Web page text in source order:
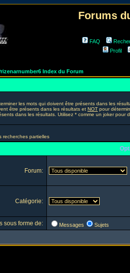
Forums
FAQ
Profil
Index du Forum
les mots qui doivent être présents dans les
être présents dans les résultats et NOT pour
dans les résultats. Utilisez * comme un joker pour
recherches partielles
Forum:
Catégorie:
sous forme de: Messages Sujets